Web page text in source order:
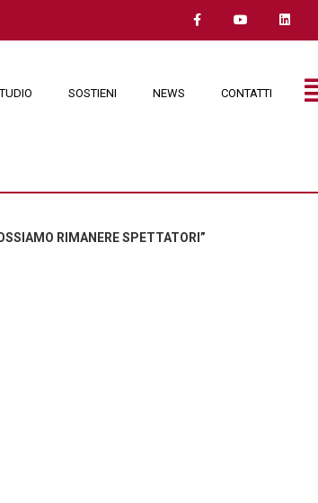
SOSTIENI NEWS CONTATTI
RIMANERE SPETTATORI”